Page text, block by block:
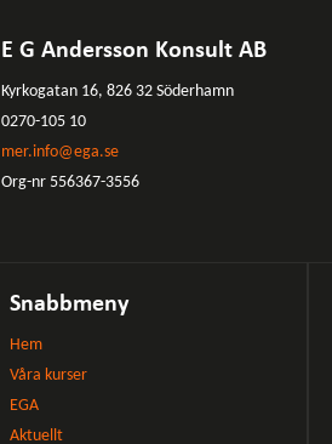
E G Andersson Konsult AB
Kyrkogatan 16, 826 32 Söderhamn
0270-105 10
mer.info@ega.se
Org-nr 556367-3556
Snabbmeny
Hem
Våra kurser
EGA
Aktuellt